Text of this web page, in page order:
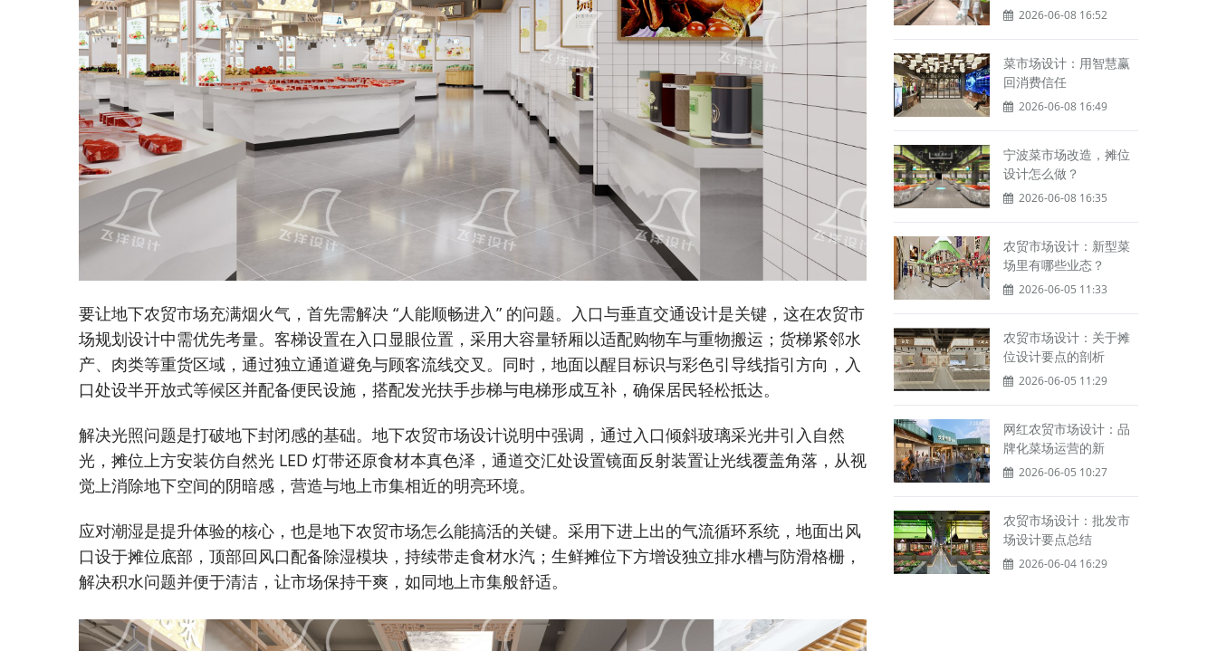
要让地下农贸市场充满烟火气，首先需解决 “人能顺畅进入” 的问题。入口与垂直交通设计是关键，这在农贸市
场规划设计中需优先考量。客梯设置在入口显眼位置，采用大容量轿厢以适配购物车与重物搬运；货梯紧邻水
产、肉类等重货区域，通过独立通道避免与顾客流线交叉。同时，地面以醒目标识与彩色引导线指引方向，入
口处设半开放式等候区并配备便民设施，搭配发光扶手步梯与电梯形成互补，确保居民轻松抵达。
解决光照问题是打破地下封闭感的基础。 地下农贸市场设计说明中强调，通过入口倾斜玻璃采光井引入自然
光，摊位上方安装仿自然光 LED 灯带还原食材本真色泽，通道交汇处设置镜面反射装置让光线覆盖角落，从视
觉上消除地下空间的阴暗感，营造与地上市集相近的明亮环境。
应对潮湿是提升体验的核心，也是地下农贸市场怎么能搞活的关键。采用下进上出的气流循环系统，地面出风
口设于摊位底部，顶部回风口配备除湿模块，持续带走食材水汽；生鲜摊位下方增设独立排水槽与防滑格栅，
解决积水问题并便于清洁，让市场保持干爽，如同地上市集般舒适。
2026-06-08 16:52
菜市场设计：用智慧赢
回消费信任
2026-06-08 16:49
宁波菜市场改造，摊位
设计怎么做？
2026-06-08 16:35
农贸市场设计：新型菜
场里有哪些业态？
2026-06-05 11:33
农贸市场设计：关于摊
位设计要点的剖析
2026-06-05 11:29
网红农贸市场设计：品
牌化菜场运营的新
2026-06-05 10:27
农贸市场设计：批发市
场设计要点总结
2026-06-04 16:29